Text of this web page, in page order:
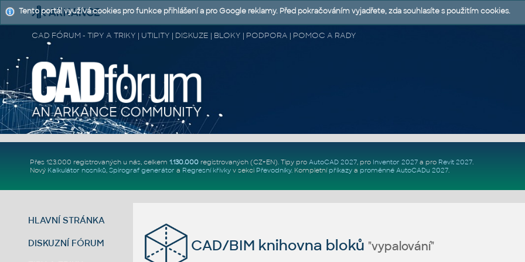
CAD FÓRUM - TIPY A TRIKY | UTILITY | DISKUZE | BLOKY | PODPORA | POMOC A RADY
Přes 123.000 registrovaných u nás, celkem 1.130.000registrovaných (CZ+EN). Tipy pro AutoCAD 2027, pro Inventor 2027a pro Revit 2027.
Nový Kalkulátor nosníků, Spirograf generátor a Regresní křivkyv sekci Převodníky. Kompletní příkazya proměnné AutoCADu 2027.
HLAVNÍ STRÁNKA
DISKUZNÍ FÓRUM CAD/BIM knihovna bloků "vypalování"
Tento portál využívá cookies pro funkce přihlášení a pro Google reklamy. Před pokračováním vyjadřete, zda souhlasíte s použitím cookies.